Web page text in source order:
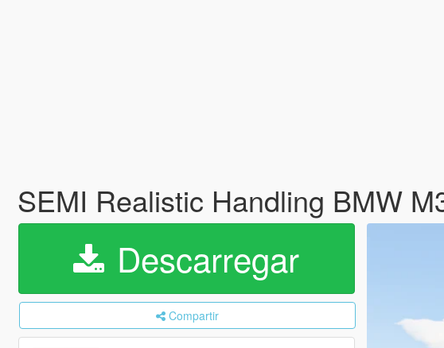
SEMI Realistic Handling BMW
Descarregar
Compartir